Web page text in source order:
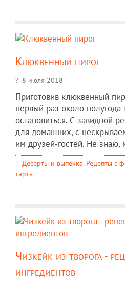
Клюквенный пирог
8 июля 2018
Приготовив клюквенный
первый раз около полугода
остановиться. С завидной
для домашних, с
им друзей-гостей. Не знаю,
Десерты и выпечка, Рецепты c
тарты
Чизкейк из творога -
ингредиентов